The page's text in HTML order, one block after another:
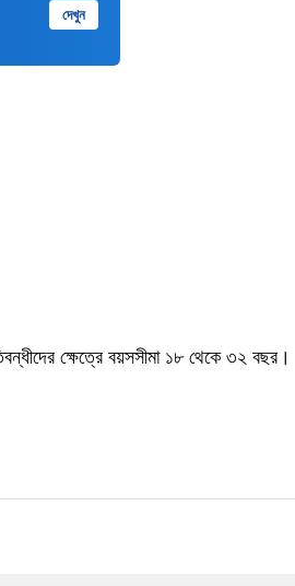
দেখুন
ক্ষেত্রে বয়সসীমা ১৮ থেকে ৩২ বছর।